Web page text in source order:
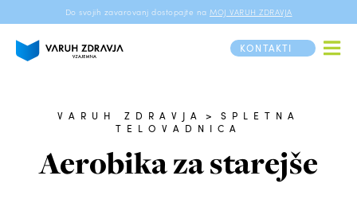
Do svojih zavarovanj dostopajte na MOJ VARUH ZDRAVJA
KONTAKTI
VARUH ZDRAVJA >
SPLETNA
TELOVADNICA
Aerobika za starejše